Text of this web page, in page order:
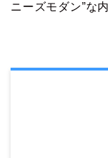
ニーズモダン”な